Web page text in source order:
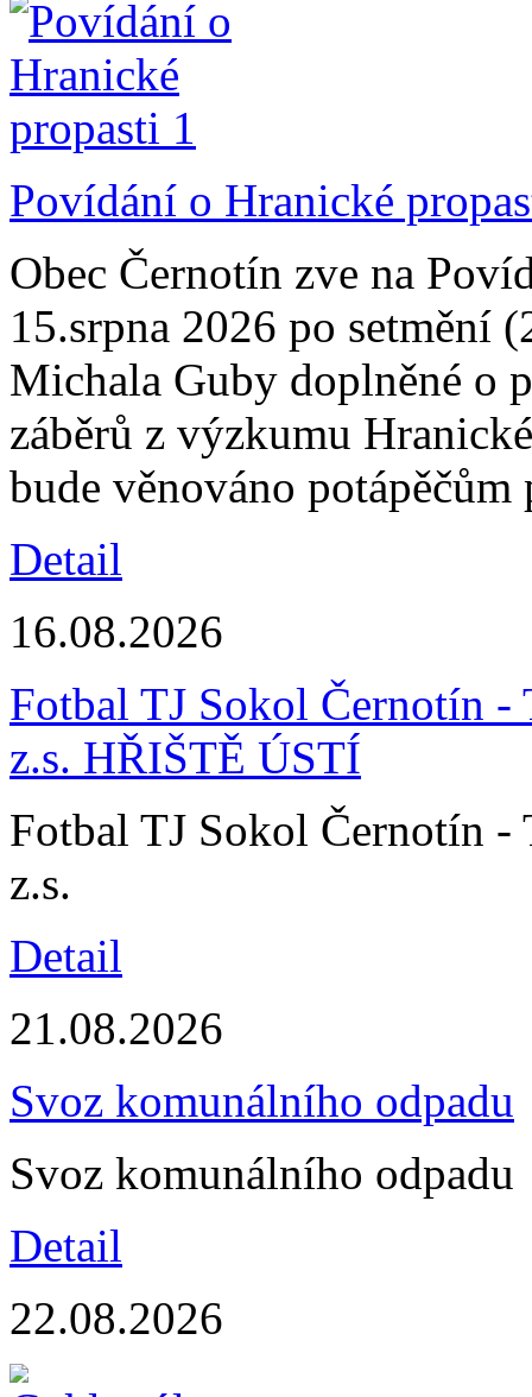
Povídání o Hranické
Obec Černotín zve na
15.srpna 2026 po setmění
Michala Guby doplněné o
záběrů z výzkumu
bude věnováno
Detail
16.08.2026
Fotbal TJ Sokol Černotín -
z.s. HŘIŠTĚ ÚSTÍ
Fotbal TJ Sokol Černotín -
z.s.
Detail
21.08.2026
Svoz komunálního odpadu
Svoz komunálního odpadu
Detail
22.08.2026